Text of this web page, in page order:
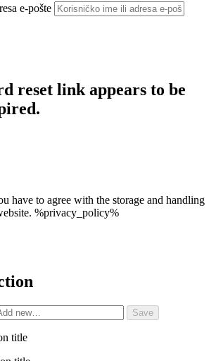
e-pošte
reset link appears to be
have to agree with the storage and handling
%privacy_policy%
title